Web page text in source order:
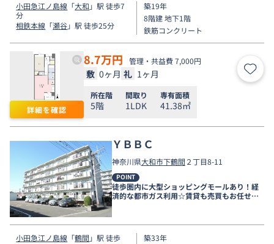
小田急江ノ島線 「大和 」駅 徒歩7
分
相鉄本線 「瀬谷」駅 徒歩25分
築19年
8階建 地下1階
鉄筋コンクリート
詳細を確認
8.7万円 管理・共益費 7,000円
敷 0ヶ月 礼 1ヶ月 お気
所在階
5階
間取り
1LDK
専有面積
41.38㎡
ＹＢＢＣ
神奈川県大和市下鶴間 ２丁目8-11
POINT
徒歩圏内に大型ショッピングモールあり！経
済的な都市ガス利用☆賃貸も売買もお任せく
ださい★
小田急江ノ島線 「鶴間 」駅 徒歩
築33年